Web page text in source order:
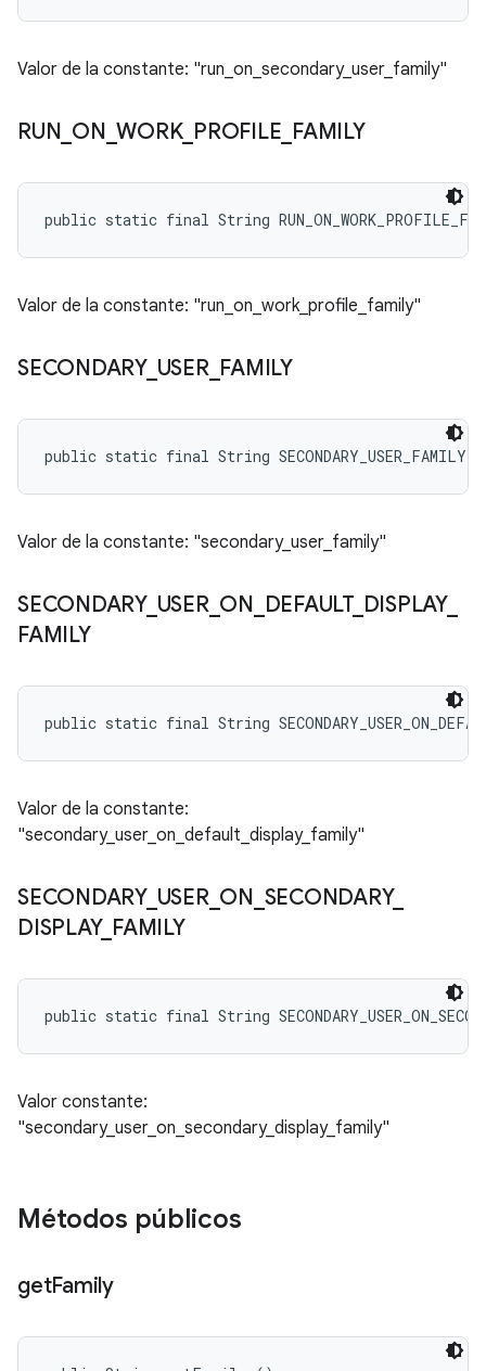
Valor de la constante: "run_on_secondary_user_family"
RUN ON _WORK_ PROFILE FAMILY
public static final String
Valor de la constante: "run_on_work_profile_family"
SECONDARY_ USER_ FAMILY
public static final String SECONDARY_USER_FAMILY
Valor de la constante: "secondary_user_family"
SECONDARY_ USER_ ON DEFAULT_ DISPLAY_
FAMILY
public static final String
Valor de la constante:
"secondary_user_on_default_display_family"
SECONDARY_ USER_ ON SECONDARY_
DISPLAY_ FAMILY
public static final String
Valor constante:
"secondary_user_on_secondary_display_family"
Métodos públicos
getFamily